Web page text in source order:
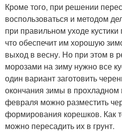
Кроме того, при решении
воспользоваться и методом
при правильном уходе
что обеспечит им хорошую
выход в весну. Но при этом в
морозами на зиму нужно все
один вариант заготовить
окончания зимы в прохладном
февраля можно разместить
формирования корешков. Как
можно пересадить их в грунт.